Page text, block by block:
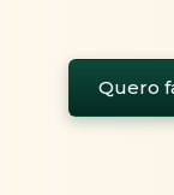
Quero